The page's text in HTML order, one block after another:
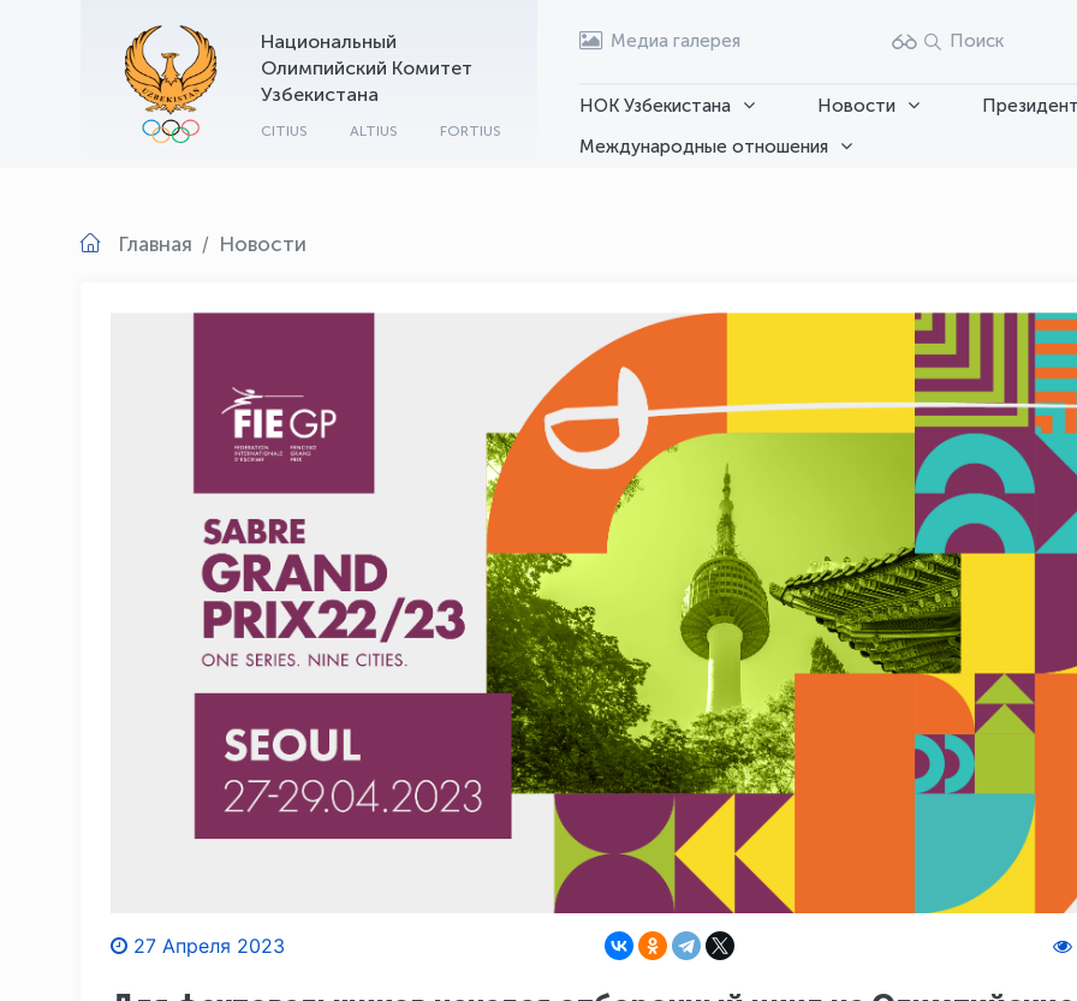
Национальный
Олимпийский Комитет
Узбекистана
CITIUS ALTIUS FORTIUS
Медиа галерея Поиск
НОК Узбекистана Новости
Международные отношения
Главная Новости
27 Апреля 2023